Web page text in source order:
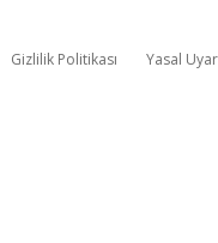
Gizlilik Politikası Yasal